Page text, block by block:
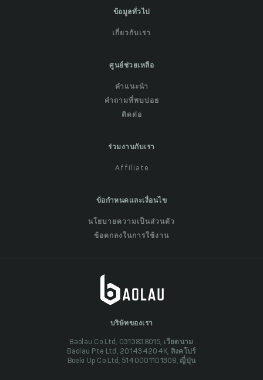
ข้อมูลทั่วไป
เกี่ยวกับเรา
ศูนย์ช่วยเหลือ
คำแนะนำ
คำถามที่พบบ่อย
ติดต่อ
ร่วมงานกับเรา
Affiliate
ข้อกำหนดและเงื่อนไข
นโยบายความเป็นส่วนตัว
ข้อตกลงในการใช้งาน
บริษัทของเรา
Baolau Co Ltd, 0313838015, เวียดนาม
Baolau Pte Ltd, 201434204K, สิงคโปร์
Boeki Up Co Ltd, 5140001101308, ญี่ปุ่น